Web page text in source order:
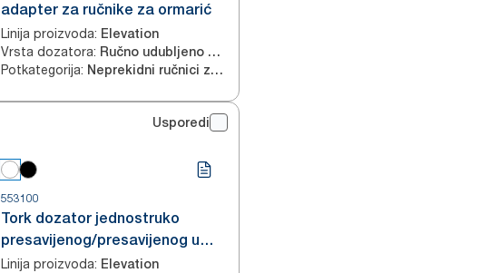
adapter za ručnike za ormarić
Linija proizvoda: Elevation
Vrsta dozatora: Ručno udubljeno u zidu
Potkategorija: Neprekidni ručnici za ruke
Usporedi
553100
Tork dozator jednostruko
presavijenog/presavijenog u
obliku slova C mini ručnika za
Linija proizvoda: Elevation